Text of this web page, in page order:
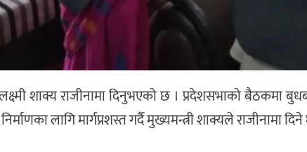
शाक्य राजीनामा दिनुभएको छ । प्रदेशसभाको बैठकमा
लागि मार्गप्रशस्त गर्दै मुख्यमन्त्री शाक्यले राजीनामा